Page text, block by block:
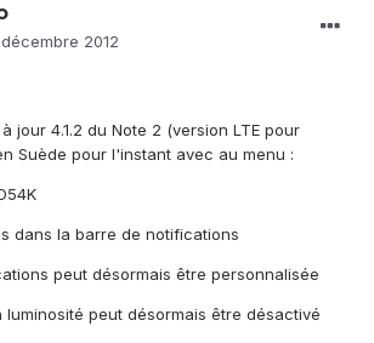
décembre 2012
jour 4.1.2 du Note 2 (version LTE pour
Suède pour l'instant avec au menu :
dans la barre de notifications
peut désormais être personnalisée
peut désormais être désactivé